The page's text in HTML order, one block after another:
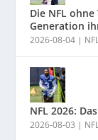
Die NFL
Generation
2026-08-04 |
NFL 2026:
2026-08-03 |